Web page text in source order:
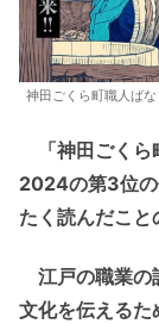
神田ごくら町職人ばな
「神田ごくら
2024の第3位
たく読んだこと
江戸の職業の
文化を伝えるた